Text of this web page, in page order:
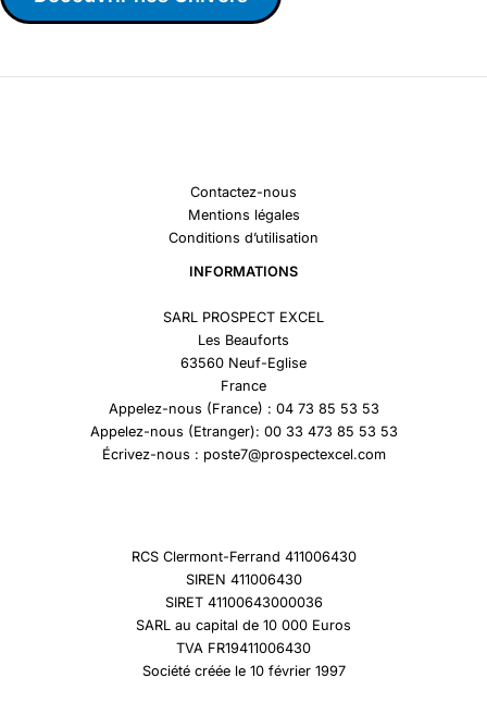
Contactez-nous
Mentions légales
Conditions d’utilisation
INFORMATIONS
SARL PROSPECT EXCEL
Les Beauforts
63560 Neuf-Eglise
France
Appelez-nous (France) : 04 73 85 53 53
Appelez-nous (Etranger): 00 33 473 85 53 53
Écrivez-nous : poste7@prospectexcel.com
RCS Clermont-Ferrand 411006430
SIREN 411006430
SIRET 41100643000036
SARL au capital de 10 000 Euros
TVA FR19411006430
Société créée le 10 février 1997